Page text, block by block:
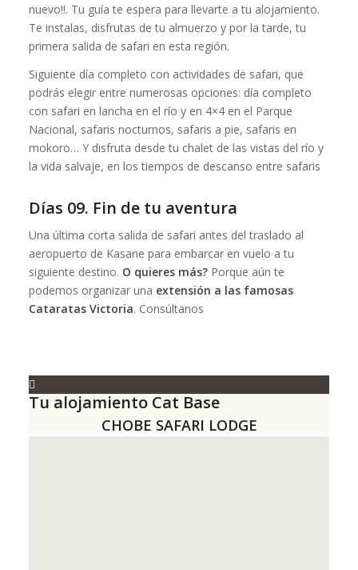
nuevo!!. Tu guía te espera para llevarte a tu alojamiento.
Te instalas, disfrutas de tu almuerzo y por la tarde, tu
primera salida de safari en esta región.
Siguiente día completo con actividades de safari, que
podrás elegir entre numerosas opciones: día completo
con safari en lancha en el río y en 4×4 en el Parque
Nacional, safaris nocturnos, safaris a pie, safaris en
mokoro… Y disfruta desde tu chalet de las vistas del río y
la vida salvaje, en los tiempos de descanso entre safaris
Días 09. Fin de tu aventura
Una última corta salida de safari antes del traslado al
aeropuerto de Kasane para embarcar en vuelo a tu
siguiente destino. O quieres más? Porque aún te
podemos organizar una extensión a las famosas
Cataratas Victoria. Consúltanos
Tu alojamiento Cat Base
CHOBE SAFARI LODGE